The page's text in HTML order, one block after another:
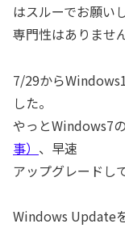
はスルーでお願い
専門性はありませ
7/29から
した。
やっとWindows7
事） 、早速
アップグレードし
Windows Update